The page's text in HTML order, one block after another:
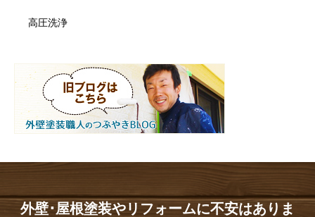
高圧洗浄
外壁･屋根塗装やリフォームに不安はありま